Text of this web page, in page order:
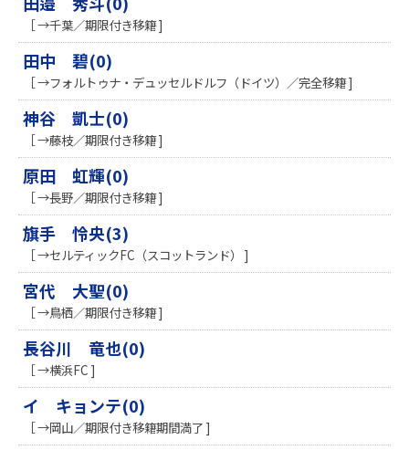
［ →千葉／期限付き移籍 ]
田中 碧(0)
［ →フォルトゥナ・デュッセルドルフ（ドイツ）／完全移籍 ]
神谷 凱士(0)
［ →藤枝／期限付き移籍 ]
原田 虹輝(0)
［ →長野／期限付き移籍 ]
旗手 怜央(3)
［ →セルティックFC（スコットランド） ]
宮代 大聖(0)
［ →鳥栖／期限付き移籍 ]
長谷川 竜也(0)
［ →横浜FC ]
イ キョンテ(0)
［ →岡山／期限付き移籍期間満了 ]